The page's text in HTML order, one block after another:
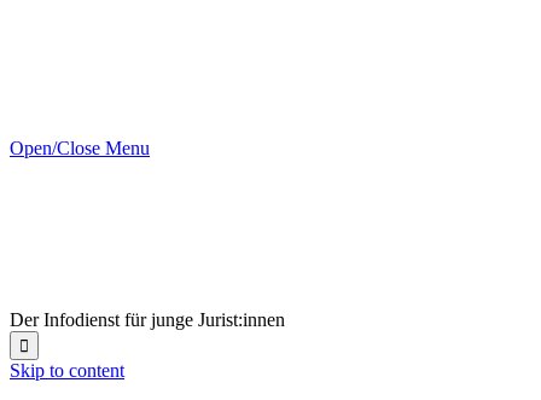
Open/Close Menu
Der Infodienst für junge Jurist:innen

Skip to content